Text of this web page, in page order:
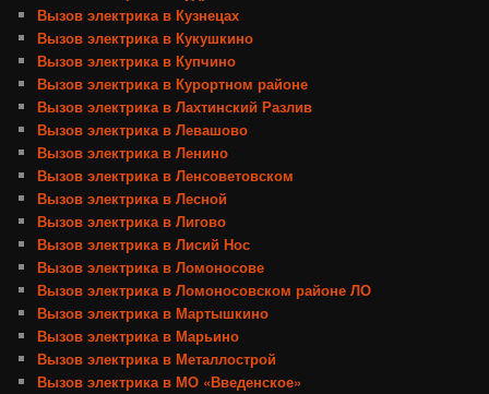
Вызов электрика в Кузнецах
Вызов электрика в Кукушкино
Вызов электрика в Купчино
Вызов электрика в Курортном районе
Вызов электрика в Лахтинский Разлив
Вызов электрика в Левашово
Вызов электрика в Ленино
Вызов электрика в Ленсоветовском
Вызов электрика в Лесной
Вызов электрика в Лигово
Вызов электрика в Лисий Нос
Вызов электрика в Ломоносове
Вызов электрика в Ломоносовском районе ЛО
Вызов электрика в Мартышкино
Вызов электрика в Марьино
Вызов электрика в Металлострой
Вызов электрика в МО «Введенское»